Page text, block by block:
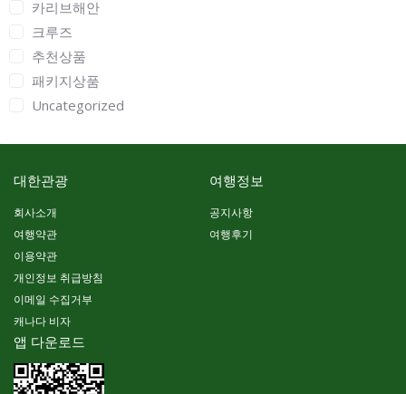
카리브해안
크루즈
추천상품
패키지상품
Uncategorized
대한관광
회사소개
여행약관
이용약관
개인정보 취급방침
이메일 수집거부
캐나다 비자
여행정보
공지사항
여행후기
앱 다운로드